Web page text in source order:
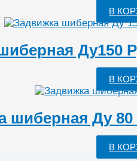
В
Ду150
В
шиберная Ду 80
В